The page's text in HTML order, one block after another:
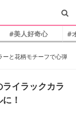
#美人好奇心 #
ーと花柄モチーフで心弾
イラックカラ
！